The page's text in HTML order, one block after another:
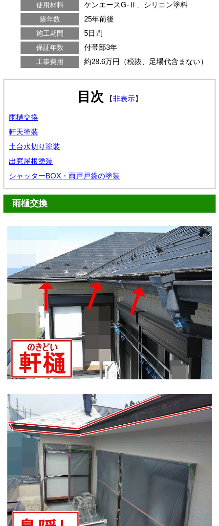
使用材料 ケンエースG-Ⅱ、シリコン塗料
築年数 25年前後
施工期間 5日間
保証年数 付帯部3年
工事費用 約28.6万円（税抜、足場代含まない）
目次 【非表示】
雨樋交換
軒天塗装
土台水切り塗装
出窓屋根塗装
シャッターBOX・雨戸戸袋の塗装
雨樋交換